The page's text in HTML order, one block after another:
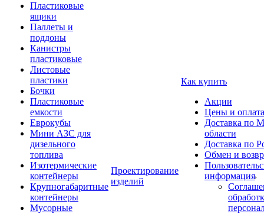
Пластиковые
ящики
Паллеты и
поддоны
Канистры
пластиковые
Листовые
пластики
Бочки
Пластиковые
емкости
Еврокубы
Мини АЗС для
дизельного
топлива
Изотермические
контейнеры
Крупногабаритные
контейнеры
Мусорные
Проектирование
изделий
Как купить
Акции
Цены и оплата
Доставка по
области
Доставка по
Обмен и
информация